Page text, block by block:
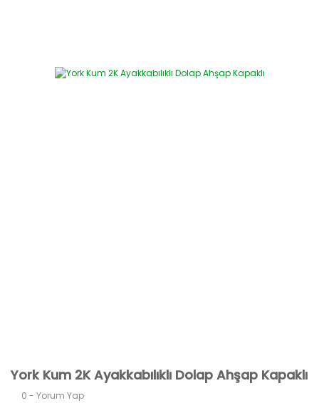
York Kum 2K Ayakkabılıklı Dolap Ahşap Kapaklı
0 - Yorum Yap